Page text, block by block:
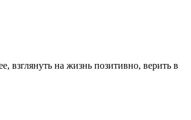
взглянуть на жизнь позитивно, верить в